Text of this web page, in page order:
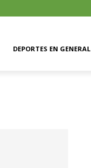
DEPORTES EN GENERAL